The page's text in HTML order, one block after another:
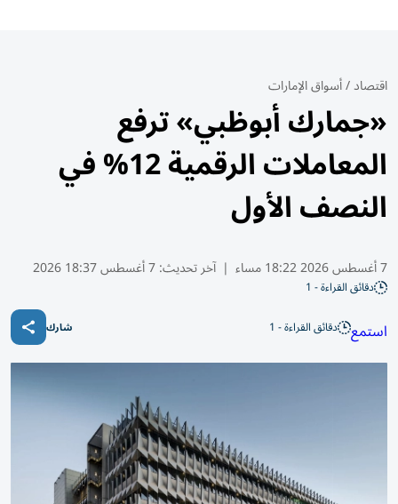
اقتصاد/أسواق الإمارات
«جمارك أبوظبي» ترفع
المعاملات الرقمية 12% في
النصف الأول
7 أغسطس 2026 18:22 مساء | آخر تحديث:7 أغسطس 18:37 2026
دقائق القراءة - 1
استمع دقائق القراءة - 1 شارك